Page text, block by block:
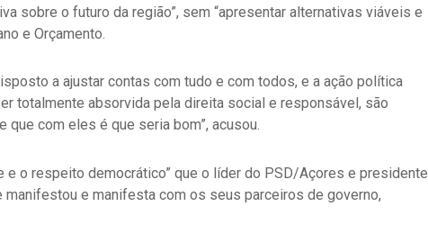
sobre o futuro da região”, sem “apresentar alternativas viáveis e
e Orçamento.
a ajustar contas com tudo e com todos, e a ação política
totalmente absorvida pela direita social e responsável, são
com eles é que seria bom”, acusou.
e o respeito democrático” que o líder do PSD/Açores e presidente
manifestou e manifesta com os seus parceiros de governo,